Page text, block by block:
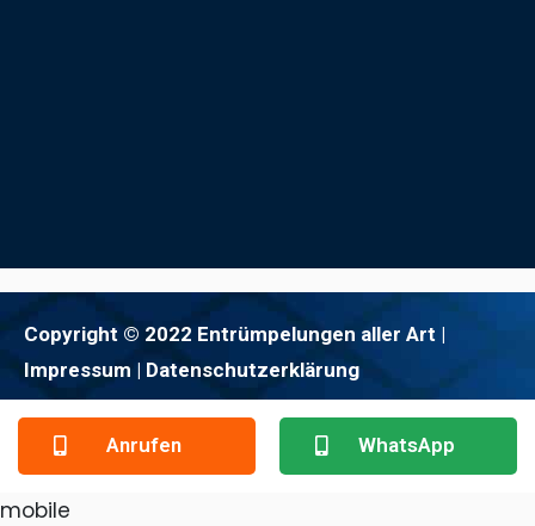
Copyright © 2022 Entrümpelungen aller Art |
Impressum | Datenschutzerklärung
Anrufen WhatsApp